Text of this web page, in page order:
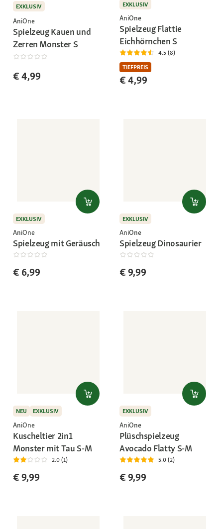
EXKLUSIV
AniOne
Spielzeug Kauen und
Zerren Monster S
€ 4,99
EXKLUSIV
AniOne
Spielzeug Flattie
Eichhörnchen S
4.5 (8)
TIEFPREIS
€ 4,99
EXKLUSIV
AniOne
Spielzeug mit Geräusch
€ 6,99
EXKLUSIV
AniOne
Spielzeug Dinosaurier
€ 9,99
NEU EXKLUSIV
AniOne
Kuscheltier 2in1
Monster mit Tau S-M
2.0 (1)
€ 9,99
EXKLUSIV
AniOne
Plüschspielzeug
Avocado Flatty S-M
5.0 (2)
€ 9,99